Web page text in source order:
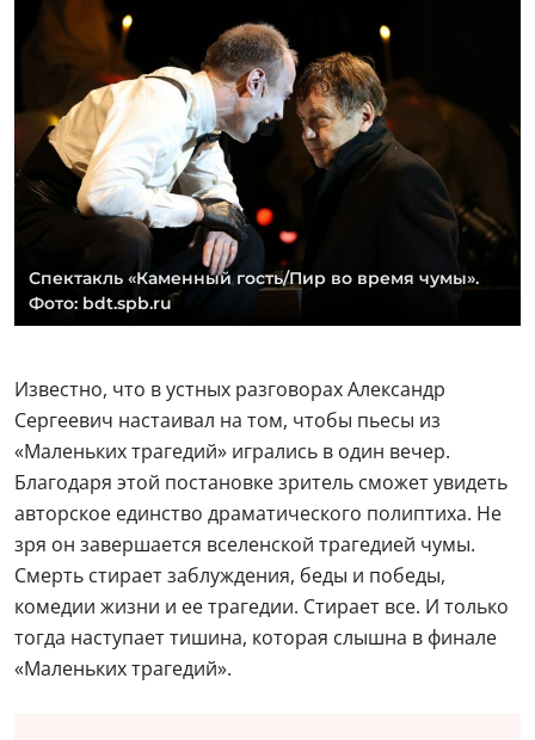
Спектакль «Каменный гость/Пир во время чумы».
Фото: bdt.spb.ru
Известно, что в устных разговорах Александр
Сергеевич настаивал на том, чтобы пьесы из
«Маленьких трагедий» игрались в один вечер.
Благодаря этой постановке зритель сможет увидеть
авторское единство драматического полиптиха. Не
зря он завершается вселенской трагедией чумы.
Смерть стирает заблуждения, беды и победы,
комедии жизни и ее трагедии. Стирает все. И только
тогда наступает тишина, которая слышна в финале
«Маленьких трагедий».